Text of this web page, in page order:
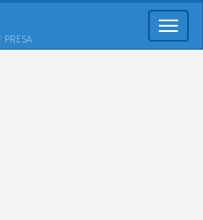
PRESA